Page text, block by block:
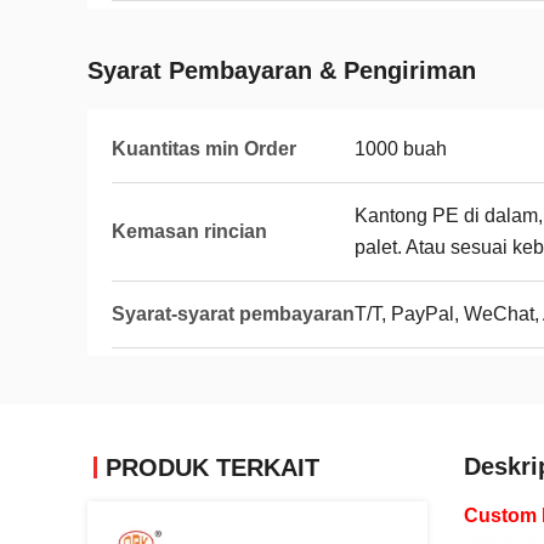
Syarat Pembayaran & Pengiriman
Kuantitas min Order 1000 buah
Kemasan rincian
Kantong PE di
palet. Atau sesuai
Syarat-syarat pembayaranT/T, PayPal,
PRODUK TERKAIT
Custom